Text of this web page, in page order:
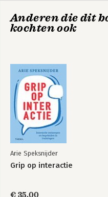
Grip op interactie
Anderen die dit
kochten ook
Arie Speksnijder
Grip op interactie